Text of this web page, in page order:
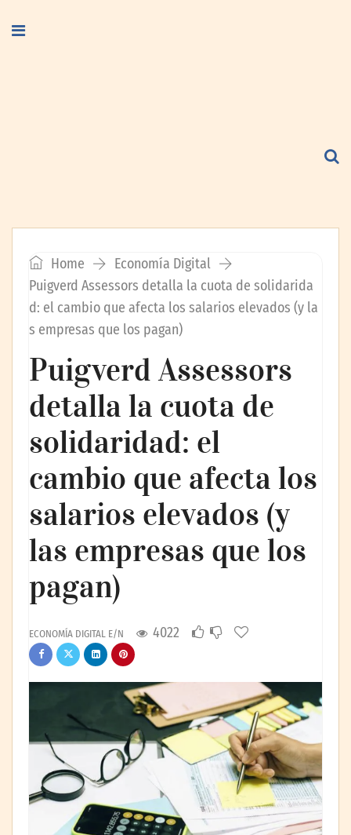
Home
Economía Digital
Puigverd Assessors detalla la cuota de solidarida
d: el cambio que afecta los salarios elevados (y la
s empresas que los pagan)
Puigverd Assessors
detalla la cuota de
solidaridad: el
cambio que afecta los
salarios elevados (y
las empresas que los
pagan)
ECONOMÍA DIGITAL E/N 4022